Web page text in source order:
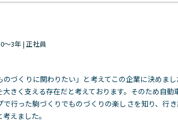
～3年 | 正社員
づくりに関わりたい」と考えてこの企業に決めま
きく支える存在だと考えております。そのため自動
行った駒づくりでものづくりの楽しさを知り、行
えました。